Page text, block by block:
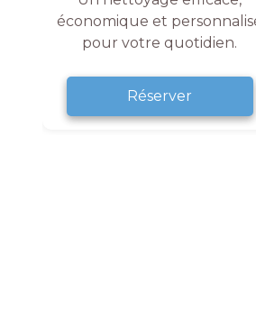
économique et
pour votre quotidien.
Réserver